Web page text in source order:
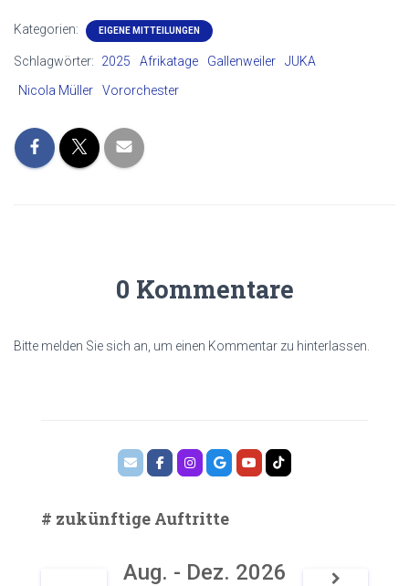
Kategorien: EIGENE MITTEILUNGEN
Schlagwörter: 2025 Afrikatage Gallenweiler
JUKA
Nicola Müller
Vororchester
0 Kommentare
Bitte melden Sie sich an, um einen Kommentar zu hinterlassen.
# zukünftige Auftritte
Aug. - Dez. 2026